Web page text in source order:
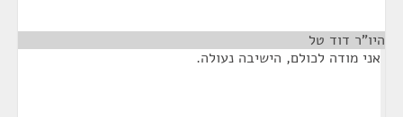
היו"ר דוד טל
אני מודה לכולם, הישיבה נעולה.